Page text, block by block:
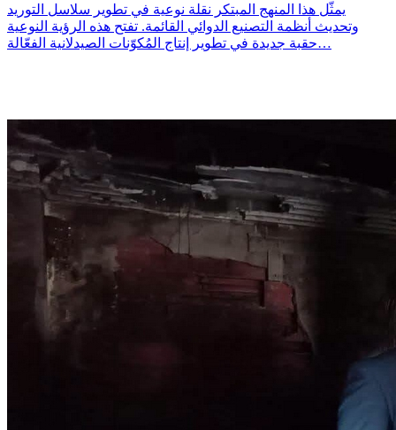
يمثّل هذا المنهج المبتكر نقلة نوعية في تطوير سلاسل التوريد
وتحديث أنظمة التصنيع الدوائي القائمة. تفتح هذه الرؤية النوعية
حقبة جديدة في تطوير إنتاج المُكوّنات الصيدلانية الفعّالة…